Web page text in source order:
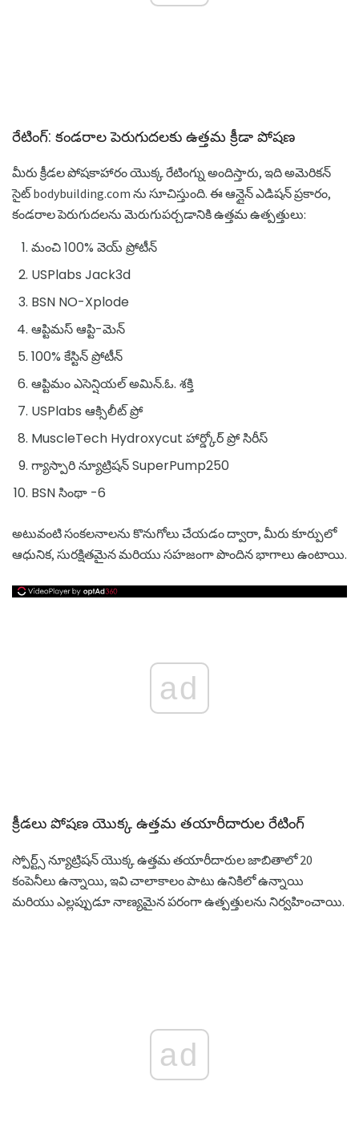
రేటింగ్: కండరాల పెరుగుదలకు ఉత్తమ క్రీడా పోషణ
మీరు క్రీడల పోషకాహారం యొక్క రేటింగ్ను అందిస్తారు, ఇది అమెరికన్
సైట్ bodybuilding.com ను సూచిస్తుంది. ఈ ఆన్లైన్ ఎడిషన్ ప్రకారం,
కండరాల పెరుగుదలను మెరుగుపర్చడానికి ఉత్తమ ఉత్పత్తులు:
మంచి 100% వెయ్ ప్రోటీన్
USPlabs Jack3d
BSN NO-Xplode
ఆప్టిమస్ ఆప్టి-మెన్
100% కేస్టిన్ ప్రోటీన్
ఆప్టిమం ఎసెన్షియల్ అమిన్.ఓ. శక్తి
USPlabs ఆక్సిలీట్ ప్రో
MuscleTech Hydroxycut హార్డ్కోర్ ప్రో సిరీస్
గ్యాస్పారి న్యూట్రిషన్ SuperPump250
BSN సింథా -6
అటువంటి సంకలనాలను కొనుగోలు చేయడం ద్వారా, మీరు కూర్పులో
ఆధునిక, సురక్షితమైన మరియు సహజంగా పొందిన భాగాలు ఉంటాయి.
ad
క్రీడలు పోషణ యొక్క ఉత్తమ తయారీదారుల రేటింగ్
స్పోర్ట్స్ న్యూట్రిషన్ యొక్క ఉత్తమ తయారీదారుల జాబితాలో 20
కంపెనీలు ఉన్నాయి, ఇవి చాలాకాలం పాటు ఉనికిలో ఉన్నాయి
మరియు ఎల్లప్పుడూ నాణ్యమైన పరంగా ఉత్పత్తులను నిర్వహించాయి.
ad